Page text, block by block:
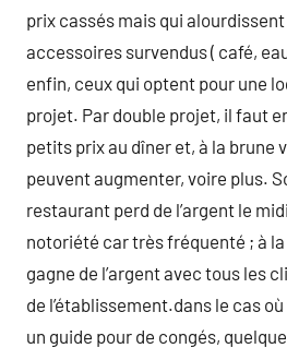
prix cassés mais qui
accessoires survendus ( café,
enfin, ceux qui optent pour une
projet. Par double projet, il faut
petits prix au dîner et, à la brune
peuvent augmenter, voire plus.
restaurant perd de l’argent le
notoriété car très fréquenté ; à
gagne de l’argent avec tous les
de l’établissement.dans le cas
un guide pour de congés,